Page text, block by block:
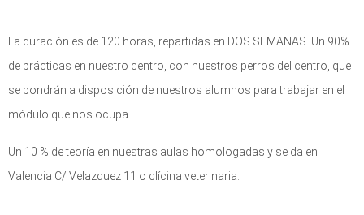
La duración es de 120 horas, repartidas en DOS SEMANAS. Un 90%
de prácticas en nuestro centro, con nuestros perros del centro, que
se pondrán a disposición de nuestros alumnos para trabajar en el
módulo que nos ocupa.
Un 10 % de teoría en nuestras aulas homologadas y se da en
Valencia C/ Velazquez 11 o clícina veterinaria.